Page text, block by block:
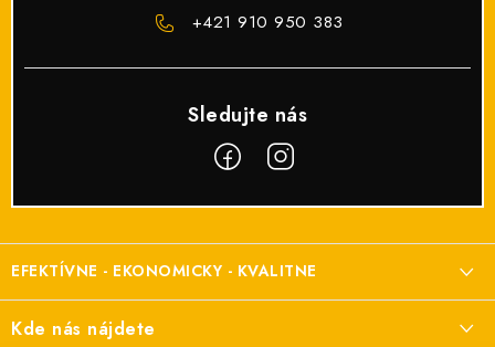
+421 910 950 383
á
p
ä
EFEKTÍVNE - EKONOMICKY - KVALITNE
a elektroinštalácie
Kde nás nájdete